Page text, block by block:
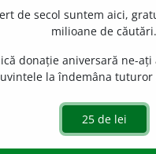
percepere a
(numai) privind;
pentru... ◊Expr. A
de secol suntem aici,
milioane de căutări.
donație aniversară ne-
la îndemâna tuturor